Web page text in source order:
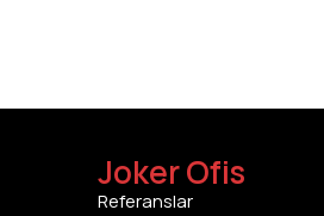
Joker Ofis
Referanslar